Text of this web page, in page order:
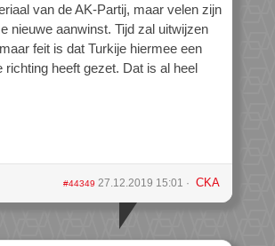
van de AK-Partij, maar velen zijn
nieuwe aanwinst. Tijd zal uitwijzen
feit is dat Turkije hiermee een
richting heeft gezet. Dat is al heel
#44349 27.12.2019 15:01 CKA